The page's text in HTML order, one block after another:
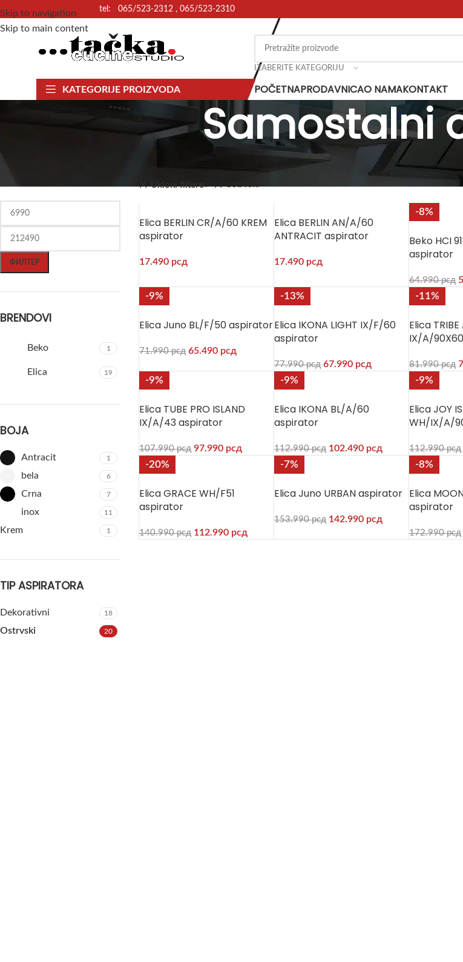
Skip to navigation
Skip to main content
tel: 065/523-2312 , 065/523-2310
IZABERITE KATEGORIJU
KATEGORIJE PROIZVODA POČETNAPRODAVNICAO NAMAKONTAKT
Samostalni
СОРТИРАЈ ПО ЦЕНИ
ФИЛТЕР
BRENDOVI
Beko 1
Elica 19
BOJA
Antracit 1
bela 6
Crna 7
inox 11
Krem 1
TIP ASPIRATORA
Dekorativni 18
Ostrvski 20
Aspiratori Samostalni aspiratori
Ukloni filtere Ostrvski
Elica BERLIN CR/A/60 KREM
aspirator
17.490 рсд
Elica BERLIN AN/A/60
ANTRACIT aspirator
17.490 рсд
-8%
Beko HCI
aspirator
64.990рсд
-9%
Elica Juno BL/F/50 aspirator
71.990рсд 65.490 рсд
-13%
Elica IKONA LIGHT IX/F/60
aspirator
77.990рсд 67.990 рсд
-11%
Elica TRIBE
IX/A/
81.990рсд
-9%
Elica TUBE PRO ISLAND
IX/A/43 aspirator
107.990рсд 97.990 рсд
-9%
Elica IKONA BL/A/60
aspirator
112.990рсд 102.490 рсд
-9%
Elica JOY
WH/IX/A/
112.990рсд
-20%
Elica GRACE WH/F51
aspirator
140.990рсд 112.990 рсд
-7%
Elica Juno URBAN aspirator
153.990рсд 142.990 рсд
-8%
Elica
aspirator
172.990рсд